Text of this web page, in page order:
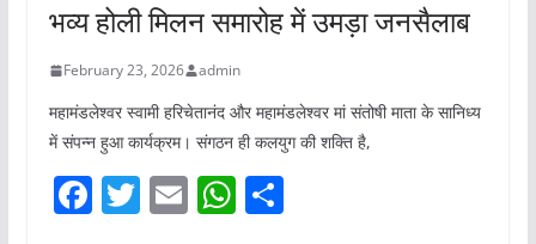
भव्य होली मिलन समारोह में उमड़ा जनसैलाब
February 23, 2026 admin
महामंडलेश्वर स्वामी हरिचेतानंद और महामंडलेश्वर मां संतोषी माता के सानिध्य
में संपन्न हुआ कार्यक्रम। संगठन ही कलयुग की शक्ति है,
F T E W S